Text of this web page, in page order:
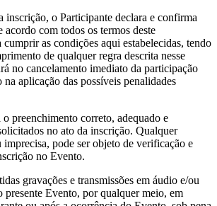
inscrição, o Participante declara e confirma
acordo com todos os termos deste
cumprir as condições aqui estabelecidas, tendo
de qualquer regra descrita nesse
no cancelamento imediato da participação
aplicação das possíveis penalidades
preenchimento correto, adequado e
no ato da inscrição. Qualquer
pode ser objeto de verificação e
no Evento.
gravações e transmissões em áudio e/ou
presente Evento, por qualquer meio, em